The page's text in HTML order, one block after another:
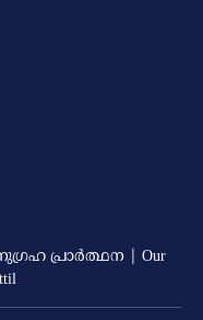
പ്രാർത്ഥന | Our